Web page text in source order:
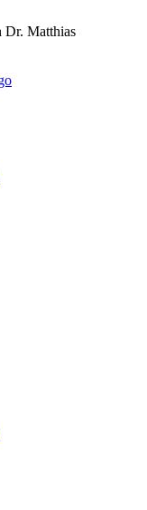
Dr. Matthias